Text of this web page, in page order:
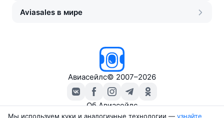
Aviasales в мире
Авиасейлс© 2007–2026
Об Авиасейлс
Пресс‑центр
Мы используем куки и аналогичные технологии — узнайте